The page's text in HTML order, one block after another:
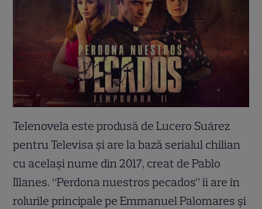
Telenovela este produsă de Lucero Suárez
pentru Televisa și are la bază serialul chilian
cu același nume din 2017, creat de Pablo
Illanes. “Perdona nuestros pecados” îi are în
rolurile principale pe Emmanuel Palomares și